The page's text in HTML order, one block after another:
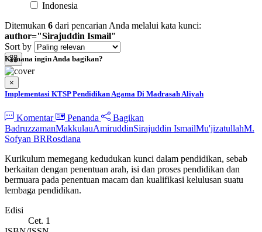
Indonesia
Ditemukan 6 dari pencarian Anda melalui kata kunci:
author="Sirajuddin Ismail"
Sort by
Implementasi KTSP Pendidikan Agama Di Madrasah Aliyah
Komentar Penanda
Bagikan
BadruzzamanMakkulauAmiruddinSirajuddin IsmailMu'jizatullahM.
Sofyan BRRosdiana
Kurikulum memegang kedudukan kunci dalam pendidikan, sebab
berkaitan dengan penentuan arah, isi dan proses pendidikan dan
bermuara pada penentuan macam dan kualifikasi kelulusan suatu
lembaga pendidikan.
Edisi
Cet. 1
Kemana ingin Anda bagikan?
×